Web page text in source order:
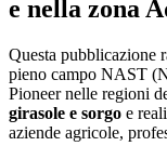
e nella zona
Questa pubblicazione
pieno campo NAST
Pioneer nelle regioni
girasole e sorgo e
aziende agricole,